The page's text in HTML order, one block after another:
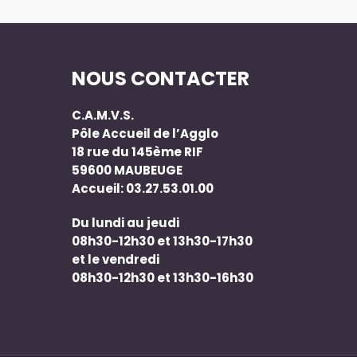
NOUS CONTACTER
C.A.M.V.S.
Pôle Accueil de l’Agglo
18 rue du 145ème RIF
59600 MAUBEUGE
Accueil: 03.27.53.01.00
Du lundi au jeudi
08h30-12h30 et 13h30-17h30
et le vendredi
08h30-12h30 et 13h30-16h30